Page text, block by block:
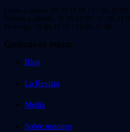
Lunes a jueves: 10:30-14:00 / 17:00-20:00
Viernes y sábado: 10:30-14:00 / 17:00-21:00
Domingo: 11:00-15:00 / 16:00-20:00
Conócenos mejor
Blog
La Revista
Media
Sobre nosotros